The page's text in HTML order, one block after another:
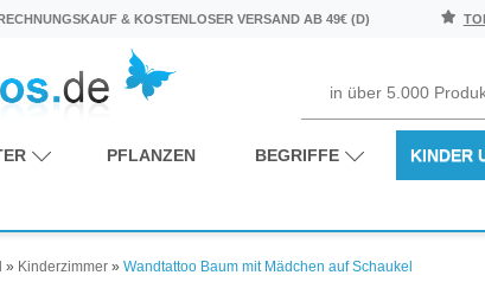
& KOSTENLOSER VERSAND AB 49€ (D)
PFLANZEN BEGRIFFE KINDER
» Kinderzimmer » Wandtattoo Baum mit Mädchen auf Schaukel